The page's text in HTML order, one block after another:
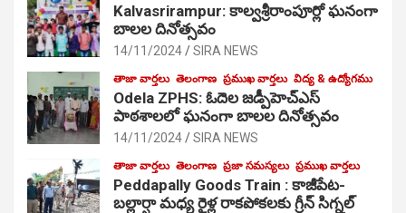
Kalvasrirampur: కాల్వశ్రీరాంపూర్లో ఘనంగా
బాలల దినోత్సవం
14/11/2024 SIRA NEWS
తాజా వార్తలు తెలంగాణ ప్రముఖ వార్తలు విద్య & ఉద్యోగము
Odela ZPHS: ఓదెల జ‌డ్పీహెచ్ఎస్
పాఠ‌శాల‌లో ఘనంగా బాలల దినోత్సవం
14/11/2024 SIRA NEWS
తాజా వార్తలు తెలంగాణ ప్రజా సమస్యలు ప్రముఖ వార్తలు
Peddapally Goods Train : కాజీపేట-
బల్లార్షా మధ్య రైళ్ల రాకపోకలకు గ్రీన్ సిగ్నల్